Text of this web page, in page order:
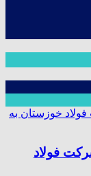
فولاد